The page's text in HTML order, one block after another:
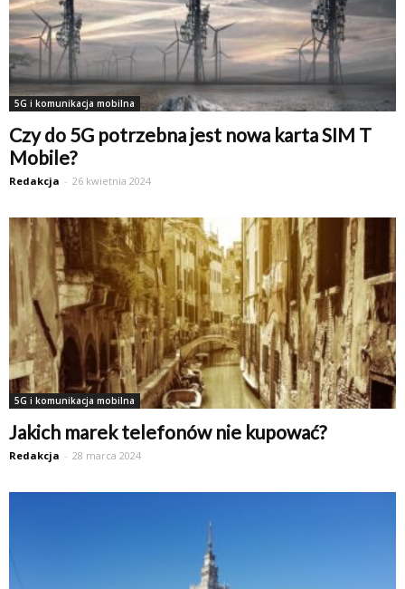
5G i komunikacja mobilna
Czy do 5G potrzebna jest nowa karta SIM T
Mobile?
Redakcja - 26 kwietnia 2024
5G i komunikacja mobilna
Jakich marek telefonów nie kupować?
Redakcja - 28 marca 2024